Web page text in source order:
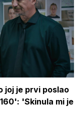
joj je prvi poslao
'Skinula mi je